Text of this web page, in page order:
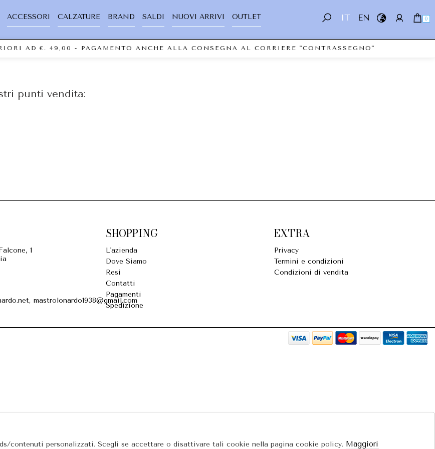
IT EN 0
ACCESSORI CALZATURE BRAND SALDI NUOVI ARRIVI OUTLET
AD €. 49,00 - PAGAMENTO ANCHE ALLA CONSEGNA AL CORRIERE "CONTRASSEGNO"
punti vendita:
1
mastrolonardo1938@gmail.com
SHOPPING
L'azienda
Dove Siamo
Resi
Contatti
Pagamenti
Spedizione
EXTRA
Privacy
Termini e condizioni
Condizioni di vendita
contenuti personalizzati. Scegli se accettare o disattivare tali cookie nella pagina cookie policy. Maggiori